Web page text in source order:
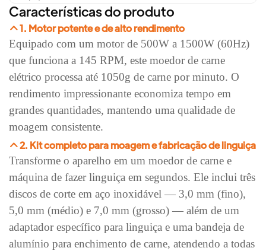
Características do produto
1. Motor potente e de alto rendimento
Equipado com um motor de 500W a 1500W (60Hz)
que funciona a 145 RPM, este moedor de carne
elétrico processa até 1050g de carne por minuto. O
rendimento impressionante economiza tempo em
grandes quantidades, mantendo uma qualidade de
moagem consistente.
2. Kit completo para moagem e fabricação de linguiça
Transforme o aparelho em um moedor de carne e
máquina de fazer linguiça em segundos. Ele inclui três
discos de corte em aço inoxidável — 3,0 mm (fino),
5,0 mm (médio) e 7,0 mm (grosso) — além de um
adaptador específico para linguiça e uma bandeja de
alumínio para enchimento de carne, atendendo a todas